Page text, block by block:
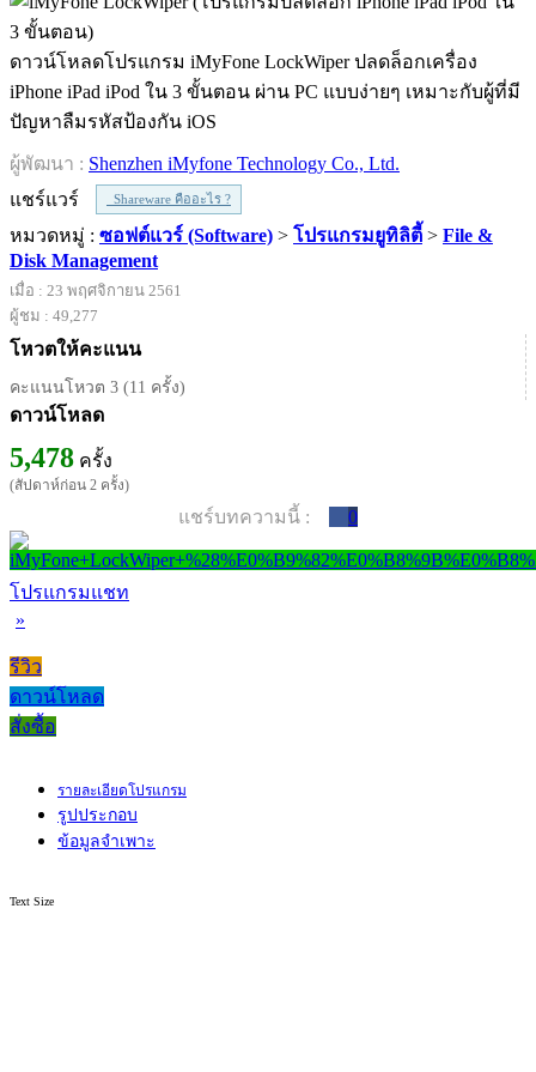
ดาวน์โหลดโปรแกรม iMyFone LockWiper ปลดล็อกเครื่อง
iPhone iPad iPod ใน 3 ขั้นตอน ผ่าน PC แบบง่ายๆ เหมาะกับผู้ที่มี
ปัญหาลืมรหัสป้องกัน iOS
ผู้พัฒนา : Shenzhen iMyfone Technology Co., Ltd.
แชร์แวร์
Shareware คืออะไร ?
หมวดหมู่ : ซอฟต์แวร์ (Software) > โปรแกรมยูทิลิตี้ > File &
Disk Management
เมื่อ : 23 พฤศจิกายน 2561
ผู้ชม : 49,277
โหวตให้คะแนน
คะแนนโหวต 3 (11 ครั้ง)
ดาวน์โหลด
5,478 ครั้ง
(สัปดาห์ก่อน 2 ครั้ง)
แชร์บทความนี้ : 0
โปรแกรมแชท
»
รีวิว
ดาวน์โหลด
สั่งซื้อ
รายละเอียดโปรแกรม
รูปประกอบ
ข้อมูลจำเพาะ
Text Size